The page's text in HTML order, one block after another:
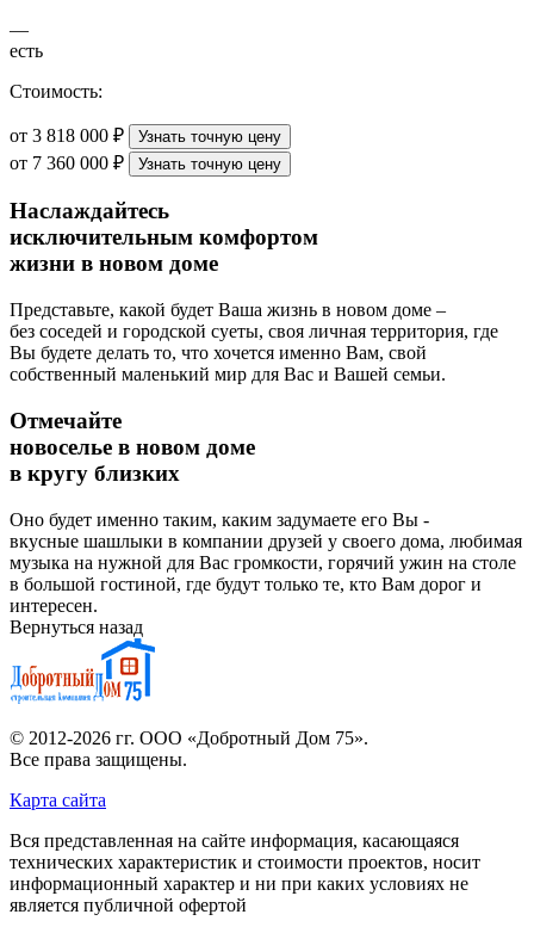
—
есть
Стоимость:
от 3 818 000 ₽ Узнать точную цену
от 7 360 000 ₽ Узнать точную цену
Наслаждайтесь
исключительным комфортом
жизни в новом доме
Представьте, какой будет Ваша жизнь в новом доме –
без соседей и городской суеты, своя личная территория, где
Вы будете делать то, что хочется именно Вам, свой
собственный маленький мир для Вас и Вашей семьи.
Отмечайте
новоселье в новом доме
в кругу близких
Оно будет именно таким, каким задумаете его Вы -
вкусные шашлыки в компании друзей у своего дома, любимая
музыка на нужной для Вас громкости, горячий ужин на столе
в большой гостиной, где будут только те, кто Вам дорог и
интересен.
Вернуться назад
© 2012-2026 гг. ООО «Добротный Дом 75».
Все права защищены.
Карта сайта
Вся представленная на сайте информация, касающаяся
технических характеристик и стоимости проектов, носит
информационный характер и ни при каких условиях не
является публичной офертой